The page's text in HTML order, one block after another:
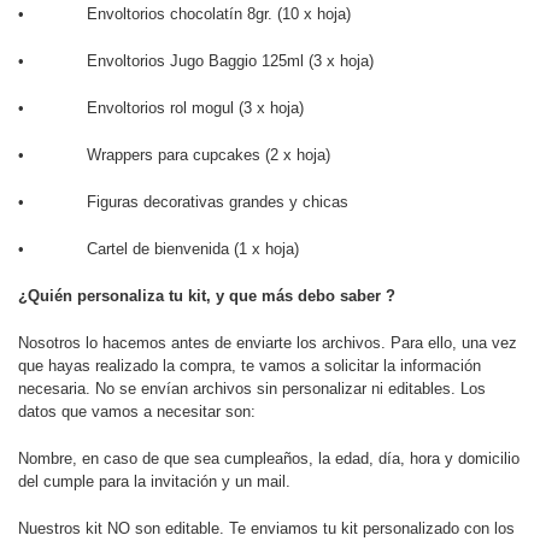
• Envoltorios chocolatín 8gr. (10 x hoja)
• Envoltorios Jugo Baggio 125ml (3 x hoja)
• Envoltorios rol mogul (3 x hoja)
• Wrappers para cupcakes (2 x hoja)
• Figuras decorativas grandes y chicas
• Cartel de bienvenida (1 x hoja)
¿Quién personaliza tu kit, y que más debo saber ?
Nosotros lo hacemos antes de enviarte los archivos. Para ello, una vez
que hayas realizado la compra, te vamos a solicitar la información
necesaria. No se envían archivos sin personalizar ni editables. Los
datos que vamos a necesitar son:
Nombre, en caso de que sea cumpleaños, la edad, día, hora y domicilio
del cumple para la invitación y un mail.
Nuestros kit NO son editable. Te enviamos tu kit personalizado con los